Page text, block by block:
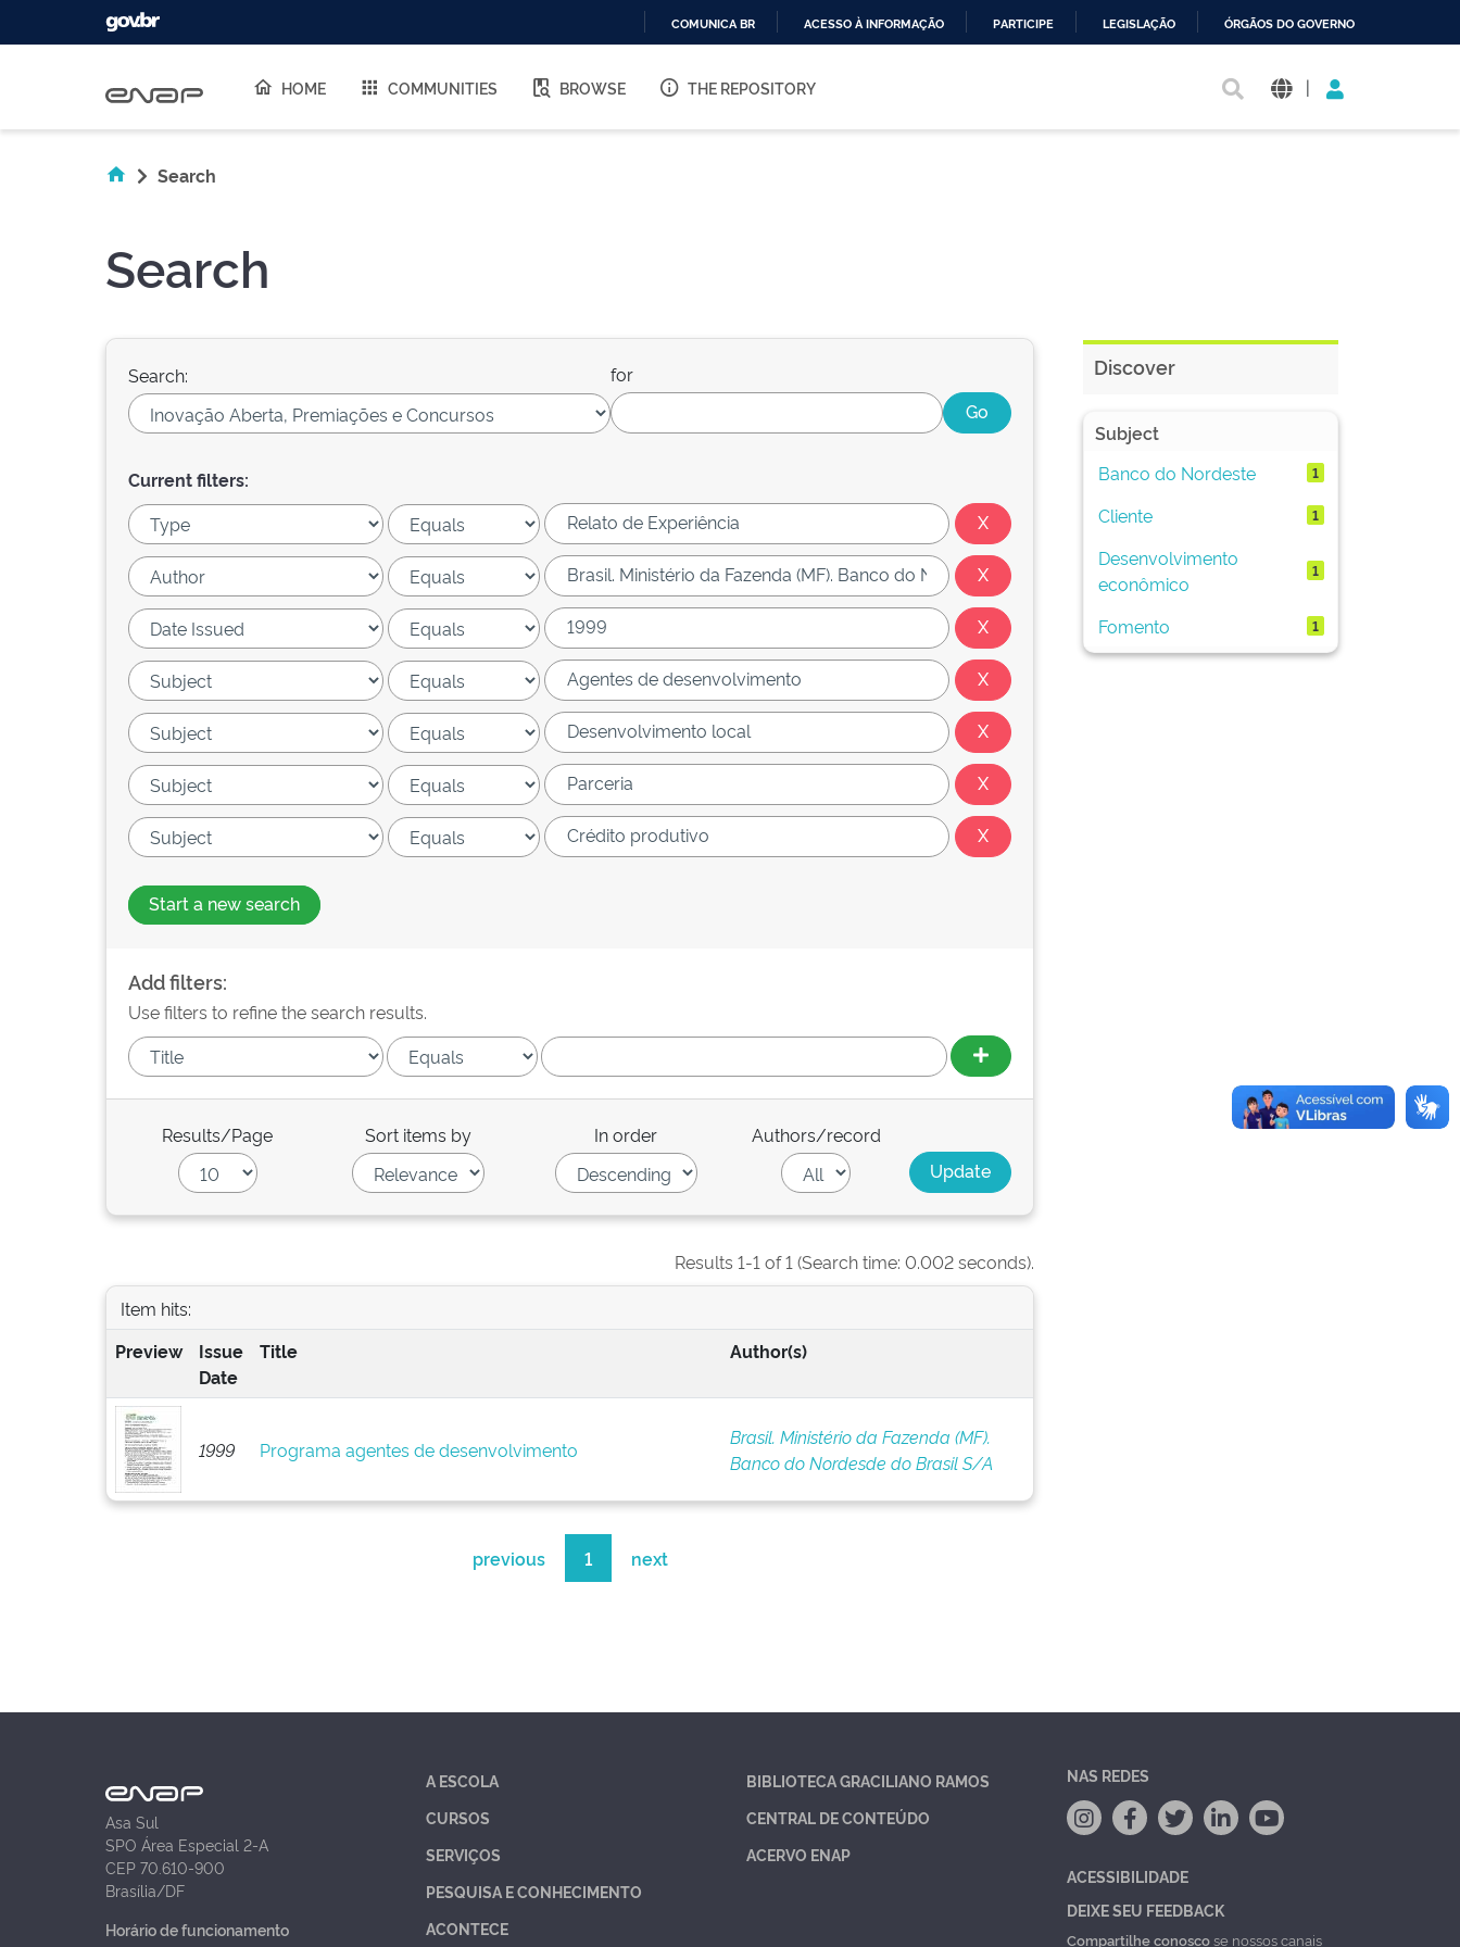
O
COMUNICA BR ACESSO À INFORMAÇÃO PARTICIPE LEGISLAÇÃO ÓRGÃOS DO GOVERNO
HOME COMMUNITIES BROWSE THE REPOSITORY |
Search
Search
Search: for
Current filters:
Start a new search
Add filters:
Use filters to refine the search results.
Results/Page Sort items by In order Authors/record
Results 1-1 of 1 (Search time: 0.002 seconds).
Item hits:
Preview
Issue
Date
Title Author(s)
1999 Programa agentes de desenvolvimento
Brasil. Ministério da Fazenda (MF).
Banco do Nordesde do Brasil S/A
previous 1 next
Discover
Subject
Banco do Nordeste
1
Cliente 1
Desenvolvimento
econômico
1
Fomento 1
Asa Sul
SPO Área Especial 2-A
CEP 70.610-900
Brasília/DF
Horário de funcionamento
A ESCOLA
CURSOS
SERVIÇOS
PESQUISA E CONHECIMENTO
ACONTECE
BIBLIOTECA GRACILIANO RAMOS
CENTRAL DE CONTEÚDO
ACERVO ENAP
NAS REDES
ACESSIBILIDADE
DEIXE SEU FEEDBACK
Compartilhe conoscose nossos canais